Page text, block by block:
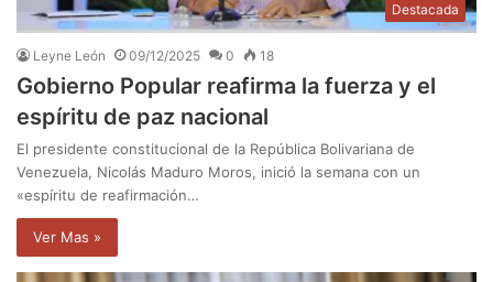
Destacada
Leyne León 09/12/2025 0 18
Gobierno Popular reafirma la fuerza y el
espíritu de paz nacional
El presidente constitucional de la República Bolivariana de
Venezuela, Nicolás Maduro Moros, inició la semana con un
«espíritu de reafirmación…
Ver Mas »